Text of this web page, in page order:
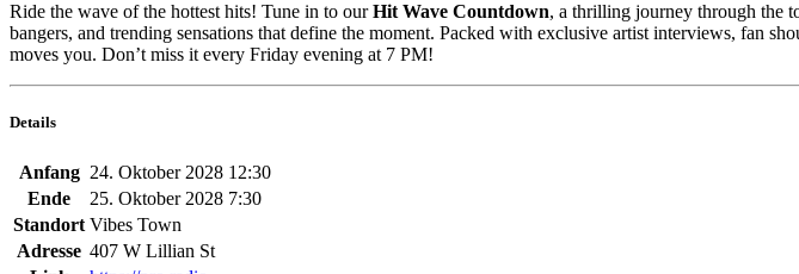
Ride the wave of the hottest hits! Tune in to ourHit Wave Countdown, a thrilling journey through the
bangers, and trending sensations that define the moment. Packed with exclusive artist interviews, fan
moves you. Don’t miss it every Friday evening at 7 PM!
Details
Anfang 24. Oktober 2028 12:30
Ende
25. Oktober 2028 7:30
Standort Vibes Town
Adresse 407 W Lillian St